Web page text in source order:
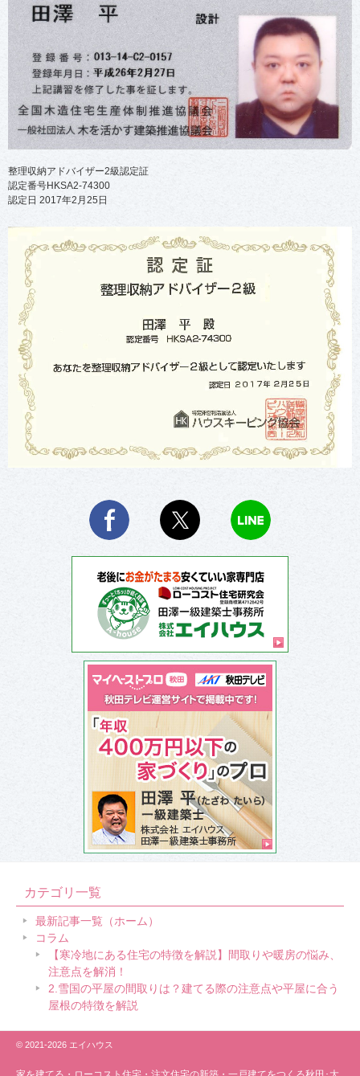
整理収納アドバイザー2級認定証
認定番号HKSA2-74300
認定日 2017年2月25日
Facebook
カテゴリ一覧
最新記事一覧（ホーム）
コラム
【寒冷地にある住宅の特徴を解説】間取りや暖房の悩み、
注意点を解消！
2.雪国の平屋の間取りは？建てる際の注意点や平屋に合う
屋根の特徴を解説
© 2021-2026 エイハウス